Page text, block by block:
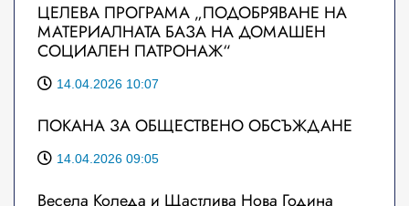
ЦЕЛЕВА ПРОГРАМА „ПОДОБРЯВАНЕ НА
МАТЕРИАЛНАТА БАЗА НА ДОМАШЕН
СОЦИАЛЕН ПАТРОНАЖ“
14.04.2026 10:07
ПОКАНА ЗА ОБЩЕСТВЕНО ОБСЪЖДАНЕ
14.04.2026 09:05
Весела Коледа и Щастлива Нова Година